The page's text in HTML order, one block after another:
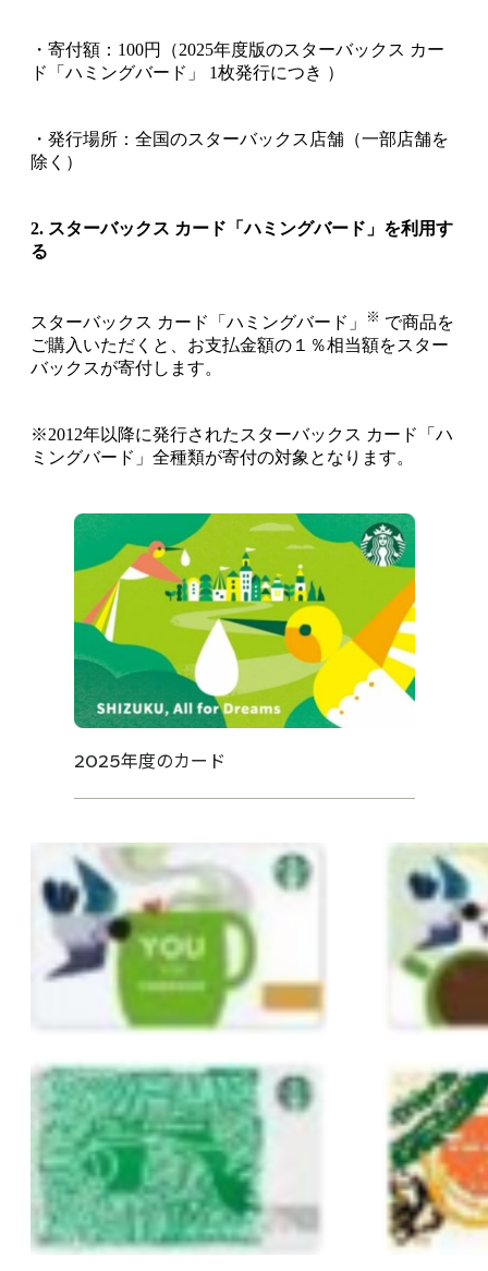
・寄付額：100円（2025年度版のスターバックス カー
ド「ハミングバード」 1枚発行につき ）
・発行場所：全国のスターバックス店舗（一部店舗を
除く）
2. スターバックス カード「ハミングバード」を利用す
る
スターバックス カード「ハミングバード」 ※ で商品を
ご購入いただくと、お支払金額の１％相当額をスター
バックスが寄付します。
※2012年以降に発行されたスターバックス カード「ハ
ミングバード」全種類が寄付の対象となります。
2025年度のカード